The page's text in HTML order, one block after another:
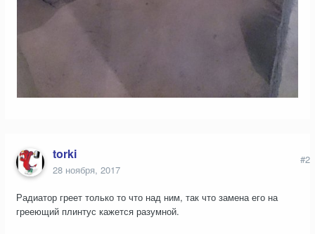
torki
28 ноября, 2017
#2
Радиатор греет только то что над ним, так что замена его на
грееющий плинтус кажется разумной.